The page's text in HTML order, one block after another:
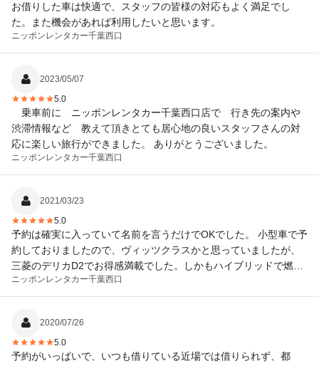
お借りした車は快適で、スタッフの皆様の対応もよく満足でし
た。また機会があれば利用したいと思います。
ニッポンレンタカー千葉西口
2023/05/07
5.0
乗車前に ニッポンレンタカー千葉西口店で 行き先の案内や
渋滞情報など 教えて頂きとても居心地の良いスタッフさんの対
応に楽しい旅行ができました。 ありがとうございました。
ニッポンレンタカー千葉西口
2021/03/23
5.0
予約は確実に入っていて名前を言うだけでOKでした。 小型車で予
約しておりましたので、ヴィッツクラスかと思っていましたが、
三菱のデリカD2でお得感満載でした。しかもハイブリッドで燃費
も乗り心地も良くて快適でした。予定より早目に返却したのでそ
の分を返金もしていただけました。 また利用したいです。
ニッポンレンタカー千葉西口
2020/07/26
5.0
予約がいっぱいで、いつも借りている近場では借りられず、都